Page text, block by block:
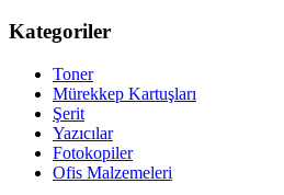
Kategoriler
Toner
Mürekkep Kartuşları
Şerit
Yazıcılar
Fotokopiler
Ofis Malzemeleri